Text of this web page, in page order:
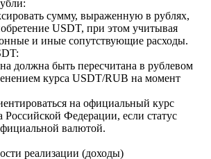
сумму, выраженную в рублях,
USDT, при этом учитывая
и иные сопутствующие расходы.
должна быть пересчитана в рублевом
курса USDT/RUB на момент
на официальный курс
Российской Федерации, если статус
валютой.
реализации (доходы)